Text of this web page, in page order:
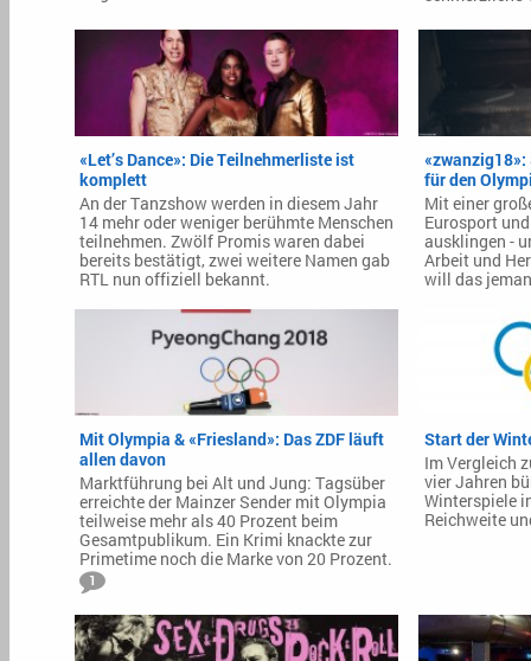
«Let’s Dance»: Die Teilnehmerliste ist
komplett
An der Tanzshow werden in diesem Jahr
14 mehr oder weniger berühmte Menschen
teilnehmen. Zwölf Promis waren dabei
bereits bestätigt, zwei weitere Namen gab
RTL nun offiziell bekannt.
für den
Mit einer
Eurosport
ausklingen -
Arbeit und
will das
Mit Olympia & «Friesland»: Das ZDF läuft
allen davon
Marktführung bei Alt und Jung: Tagsüber
erreichte der Mainzer Sender mit Olympia
teilweise mehr als 40 Prozent beim
Gesamtpublikum. Ein Krimi knackte zur
Primetime noch die Marke von 20 Prozent.
1
Start der
Im Vergleich
vier Jahren
Winterspiele
Reichweite